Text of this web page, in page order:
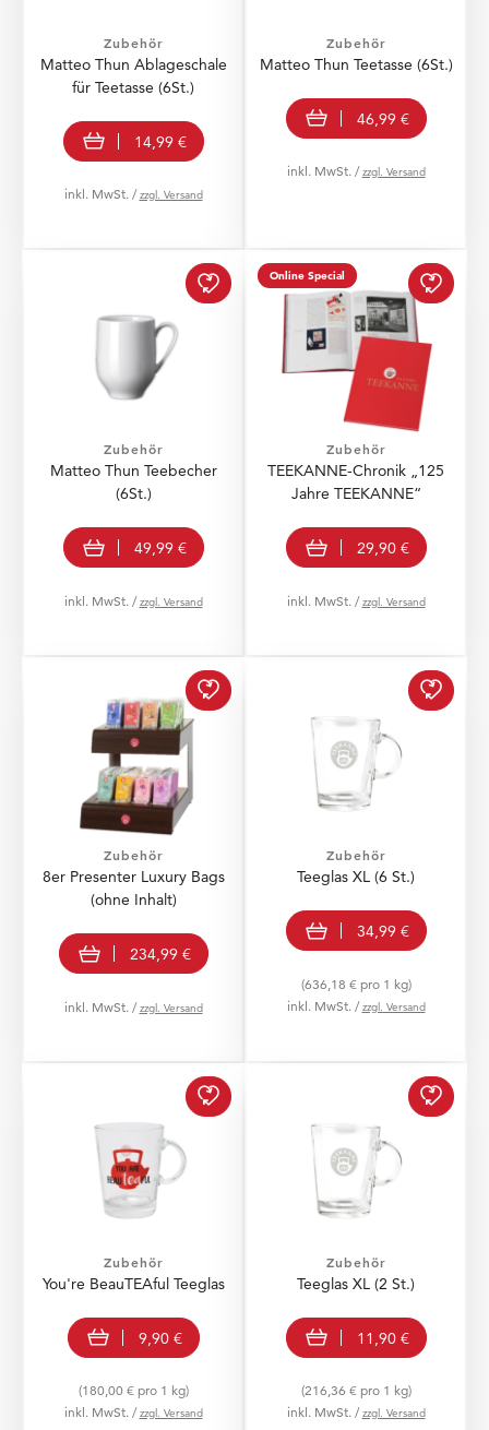
Zubehör
Matteo Thun Ablageschale
für Teetasse (6St.)
In den Warenkorb
14,99 €
inkl. MwSt. /zzgl. Versand
Zubehör
Matteo Thun Teetasse (6St.)
In den Warenkorb
46,99 €
inkl. MwSt. /zzgl. Versand
Matteo Thun
Zubehör
Matteo Thun Teebecher
(6St.)
In den Warenkorb
49,99 €
inkl. MwSt. /zzgl. Versand
Online Special
Zubehör
TEEKANNE-Chronik „125
Jahre TEEKANNE“
In den Warenkorb
29,90 €
inkl. MwSt. /zzgl. Versand
8er Presenter Luxury
Zubehör
8er Presenter Luxury Bags
(ohne Inhalt)
In den Warenkorb
234,99 €
inkl. MwSt. /zzgl. Versand
Zubehör
Teeglas XL (6 St.)
In den Warenkorb
34,99 €
(636,18 € pro 1 kg)
inkl. MwSt. /zzgl. Versand
Zubehör
You're BeauTEAful Teeglas
In den Warenkorb
9,90 €
(180,00 € pro 1 kg)
inkl. MwSt. /zzgl. Versand
Zubehör
Teeglas XL (2 St.)
In den Warenkorb
11,90 €
(216,36 € pro 1 kg)
inkl. MwSt. /zzgl. Versand